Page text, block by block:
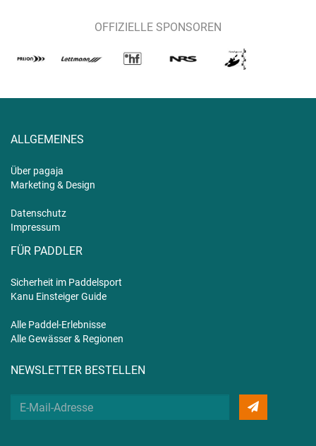
OFFIZIELLE SPONSOREN
ALLGEMEINES
Über pagaja
Marketing & Design
Datenschutz
Impressum
FÜR PADDLER
Sicherheit im Paddelsport
Kanu Einsteiger Guide
Alle Paddel-Erlebnisse
Alle Gewässer & Regionen
NEWSLETTER BESTELLEN
Deine